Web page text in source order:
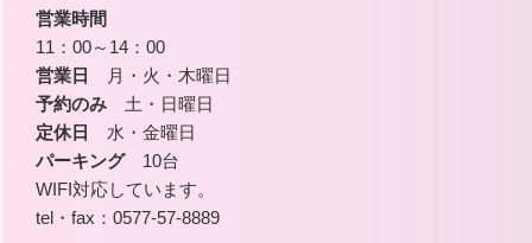
営業時間
11：00～14：00
営業日
月・火・木曜日
予約のみ 土・日曜日
定休日
水・金曜日
パーキング10台
WIFI対応しています。
tel・fax：0577-57-8889